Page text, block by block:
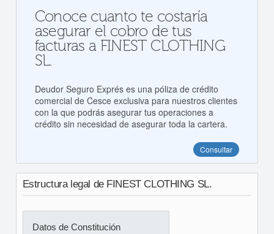
Conoce cuanto te costaría
asegurar el cobro de tus
facturas a FINEST CLOTHING
SL.
Deudor Seguro Exprés es una póliza de crédito
comercial de Cesce exclusiva para nuestros clientes
con la que podrás asegurar tus operaciones a
crédito sin necesidad de asegurar toda la cartera.
Consultar
Estructura legal de FINEST CLOTHING SL.
Datos de Constitución